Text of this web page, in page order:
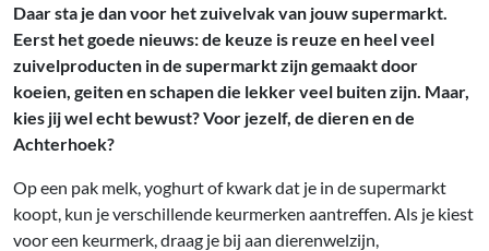
Daar sta je dan voor het zuivelvak van jouw supermarkt.
Eerst het goede nieuws: de keuze is reuze en heel veel
zuivelproducten in de supermarkt zijn gemaakt door
koeien, geiten en schapen die lekker veel buiten zijn. Maar,
kies jij wel echt bewust? Voor jezelf, de dieren en de
Achterhoek?
Op een pak melk, yoghurt of kwark dat je in de supermarkt
koopt, kun je verschillende keurmerken aantreffen. Als je kiest
voor een keurmerk, draag je bij aan dierenwelzijn,